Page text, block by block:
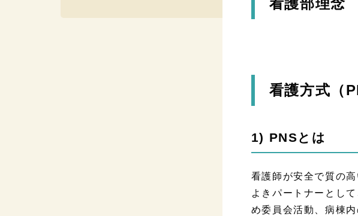
看護部理念
看護方式（
1) PNSとは
看護師が安全で質の
よきパートナーとし
め委員会活動、病棟